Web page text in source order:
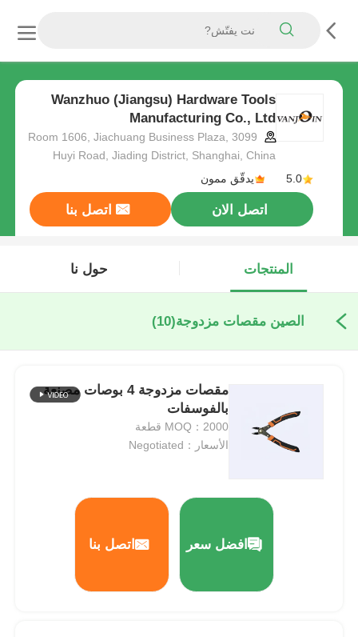
Wanzhuo (Jiangsu) Hardware Tools
Manufacturing Co., Ltd
Room 1606, Jiachuang Business Plaza, 3099
Huyi Road, Jiading District, Shanghai, China
5.0
يدقّق ممون
اتصل الان اتصل بنا
المنتجات حول نا
الصين مقصات مزدوجة(10)
مقصات مزدوجة 4 بوصات مصنعة
بالفوسفات
MOQ：2000 قطعة
الأسعار：Negotiated
افضل سعر اتصل بنا